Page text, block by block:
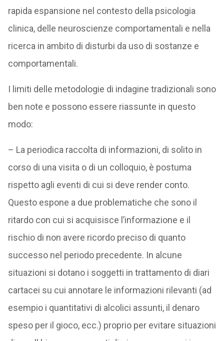
rapida espansione nel contesto della psicologia
clinica, delle neuroscienze comportamentali e nella
ricerca in ambito di disturbi da uso di sostanze e
comportamentali.
I limiti delle metodologie di indagine tradizionali sono
ben note e possono essere riassunte in questo
modo:
– La periodica raccolta di informazioni, di solito in
corso di una visita o di un colloquio, è postuma
rispetto agli eventi di cui si deve render conto.
Questo espone a due problematiche che sono il
ritardo con cui si acquisisce l’informazione e il
rischio di non avere ricordo preciso di quanto
successo nel periodo precedente. In alcune
situazioni si dotano i soggetti in trattamento di diari
cartacei su cui annotare le informazioni rilevanti (ad
esempio i quantitativi di alcolici assunti, il denaro
speso per il gioco, ecc.) proprio per evitare situazioni